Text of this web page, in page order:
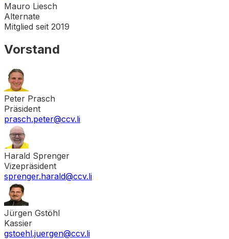
Mauro Liesch
Alternate
Mitglied seit 2019
Vorstand
Peter Prasch
Präsident
prasch.peter@ccv.li
Harald Sprenger
Vizepräsident
sprenger.harald@ccv.li
Jürgen Gstöhl
Kassier
gstoehl.juergen@ccv.li